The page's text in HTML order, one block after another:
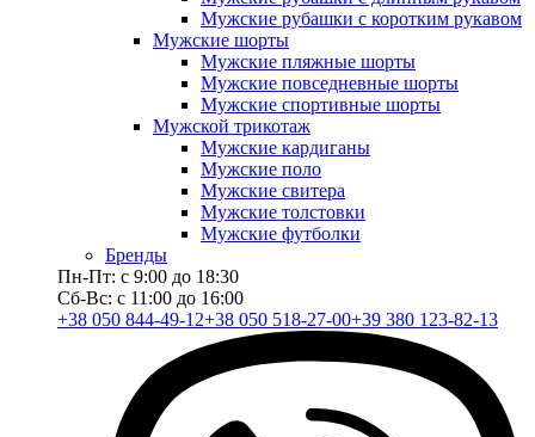
Мужские рубашки с коротким рукавом
Мужские шорты
Мужские пляжные шорты
Мужские повседневные шорты
Мужские спортивные шорты
Мужской трикотаж
Мужские кардиганы
Мужские поло
Мужские свитера
Мужские толстовки
Мужские футболки
Бренды
Пн-Пт: с 9:00 до 18:30
Сб-Вс: с 11:00 до 16:00
+38 050 844-49-12+38 050 518-27-00+39 380 123-82-13